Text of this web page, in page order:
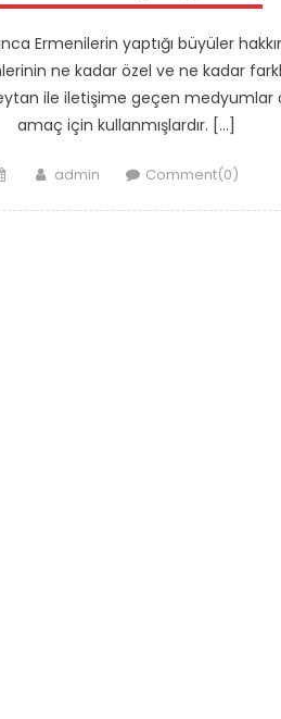
Ermenilerin yaptığı büyüler
ne kadar özel ve ne kadar
ile iletişime geçen medyumlar
amaç için kullanmışlardır. […]
PostedAuthor
admin Comment(0)